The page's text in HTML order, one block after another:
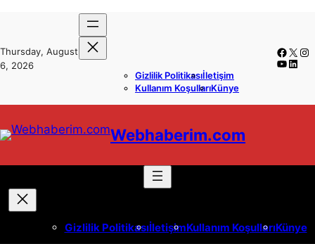
content
Thursday, August
6, 2026
Gizlilik Politikasıİletişim
Kullanım KoşullarıKünye
X
Webhaberim.com
Gizlilik PolitikasıİletişimKullanım KoşullarıKünye